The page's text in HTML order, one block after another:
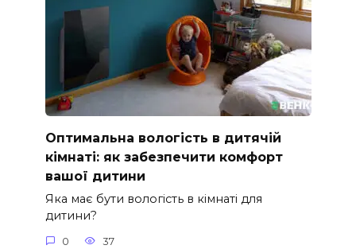
Оптимальна вологість в дитячій
кімнаті: як забезпечити комфорт
вашої дитини
Яка має бути вологість в кімнаті для
дитини?
0 37